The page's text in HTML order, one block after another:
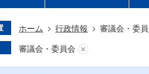
ホーム 行政情報 審議会・委
審議会・委員会